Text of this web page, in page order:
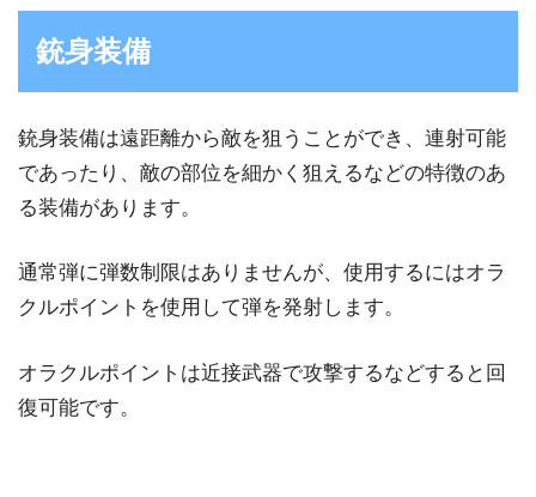
銃身装備
銃身装備は遠距離から敵を狙うことができ、連射可能
であったり、敵の部位を細かく狙えるなどの特徴のあ
る装備があります。
通常弾に弾数制限はありませんが、使用するにはオラ
クルポイントを使用して弾を発射します。
オラクルポイントは近接武器で攻撃するなどすると回
復可能です。